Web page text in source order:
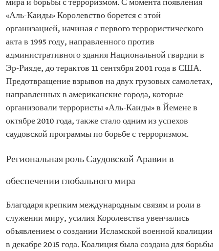
мира и борьбы с терроризмом. С момента появления
«Аль-Каиды» Королевство борется с этой
организацией, начиная с первого террористического
акта в 1995 году, направленного против
административного здания Национальной гвардии в
Эр-Рияде, до терактов 11 сентября 2001 года в США.
Предотвращение взрывов на двух грузовых самолетах,
направленных в американские города, которые
организовали террористы «Аль-Каиды» в Йемене в
октябре 2010 года, также стало одним из успехов
саудовской программы по борьбе с терроризмом.
Региональная роль Саудовской Аравии в
обеспечении глобального мира
Благодаря крепким международным связям и роли в
служении миру, усилия Королевства увенчались
объявлением о создании Исламской военной коалиции
в декабре 2015 года. Коалиция была создана для борьбы